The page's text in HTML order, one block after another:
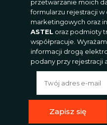
przetwarzanie moich
formularzu rejestracji
marketingowych oraz
ASTEL oraz podmioty
współpracuje.
informacji drogą
podany przy rejestracji
Zapisz się